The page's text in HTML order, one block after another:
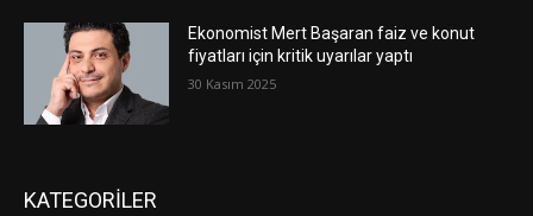
Ekonomist Mert Başaran faiz ve konut
fiyatları için kritik uyarılar yaptı
30 Kasım 2025
KATEGORİLER